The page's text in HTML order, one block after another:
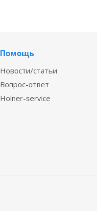
Помощь
Новости/статьи
Вопрос-ответ
Holner-service